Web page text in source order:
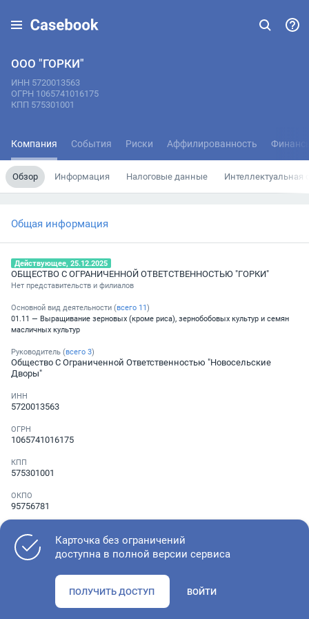
ООО "ГОРКИ"
ИНН 5720013563
ОГРН 1065741016175
КПП 575301001
Компания События Риски Аффилированность
Обзор Информация Налоговые данные Интеллектуальная
Общая информация
Действующее, 25.12.2025
ОБЩЕСТВО С ОГРАНИЧЕННОЙ ОТВЕТСТВЕННОСТЬЮ "ГОРКИ"
Нет представительств и филиалов
Основной вид деятельности (всего 11)
01.11 — Выращивание зерновых (кроме риса), зернобобовых культур и семян
масличных культур
Руководитель (всего 3)
Общество С Ограниченной Ответственностью "Новосельские
Дворы"
ИНН
5720013563
ОГРН
1065741016175
КПП
575301001
ОКПО
95756781
Не указан
Как оценить состояние компании
Карточка без ограничений
доступна в полной версии сервиса
ПОЛУЧИТЬ ДОСТУП ВОЙТИ